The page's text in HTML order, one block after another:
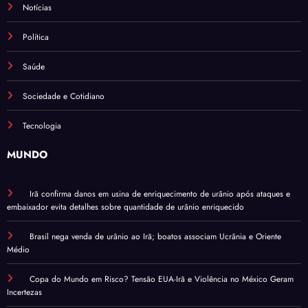
Notícias
Política
Saúde
Sociedade e Cotidiano
Tecnologia
MUNDO
Irã confirma danos em usina de enriquecimento de urânio após ataques e
embaixador evita detalhes sobre quantidade de urânio enriquecido
Brasil nega venda de urânio ao Irã; boatos associam Ucrânia e Oriente
Médio
Copa do Mundo em Risco? Tensão EUA-Irã e Violência no México Geram
Incertezas